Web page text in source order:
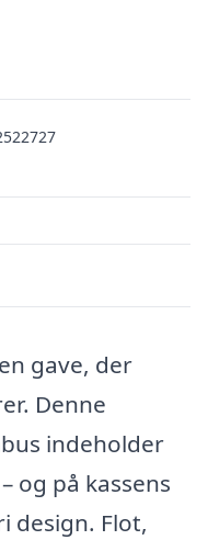
gave, der
Denne
indeholder
og på kassens
design. Flot,